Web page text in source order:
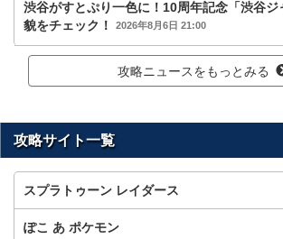
渋谷がすとぷり一色に！10周年記念「渋谷ジ
貌をチェック！
2026年8月6日 21:00
攻略ニュースをもっとみる
攻略サイト一覧
スプラトゥーン レイダース
ぽこ あ ポケモン